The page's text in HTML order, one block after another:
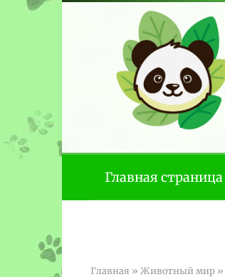
Перейти
Главная страница
Главная » Животный мир »